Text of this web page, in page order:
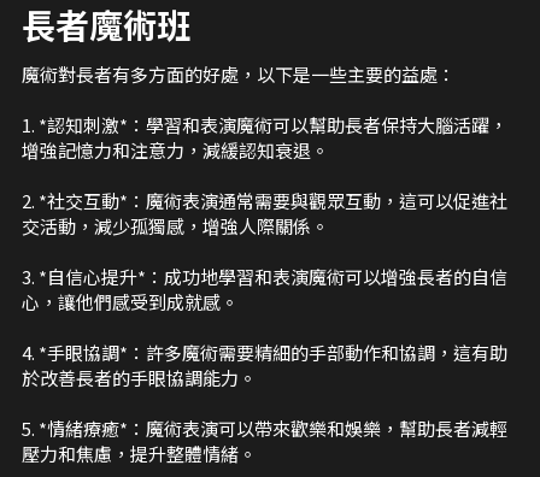
長者魔術班
魔術對長者有多方面的好處，以下是一些主要的益處：
1. *認知刺激*：學習和表演魔術可以幫助長者保持大腦活躍，
增強記憶力和注意力，減緩認知衰退。
2. *社交互動*：魔術表演通常需要與觀眾互動，這可以促進社
交活動，減少孤獨感，增強人際關係。
3. *自信心提升*：成功地學習和表演魔術可以增強長者的自信
心，讓他們感受到成就感。
4. *手眼協調*：許多魔術需要精細的手部動作和協調，這有助
於改善長者的手眼協調能力。
5. *情緒療癒*：魔術表演可以帶來歡樂和娛樂，幫助長者減輕
壓力和焦慮，提升整體情緒。